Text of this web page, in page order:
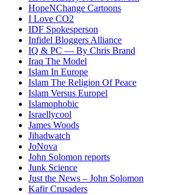
HopeNChange Cartoons
I Love CO2
IDF Spokesperson
Infidel Bloggers Alliance
IQ & PC — By Chris Brand
Iraq The Model
Islam In Europe
Islam The Religion Of Peace
Islam Versus Europel
Islamophobic
Israellycool
James Woods
Jihadwatch
JoNova
John Solomon reports
Junk Science
Just the News – John Solomon
Kafir Crusaders